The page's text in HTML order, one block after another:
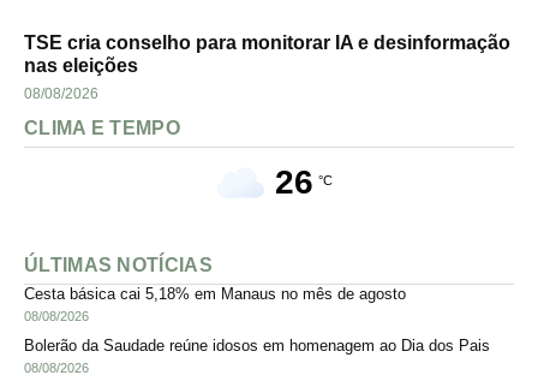
TSE cria conselho para monitorar IA e desinformação
nas eleições
08/08/2026
CLIMA E TEMPO
26 °C
ÚLTIMAS NOTÍCIAS
Cesta básica cai 5,18% em Manaus no mês de agosto
08/08/2026
Bolerão da Saudade reúne idosos em homenagem ao Dia dos Pais
08/08/2026